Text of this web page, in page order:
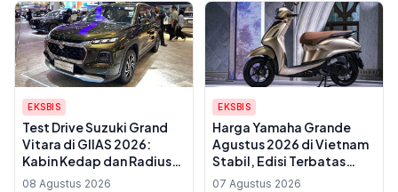
EKSBIS
Test Drive Suzuki Grand
Vitara di GIIAS 2026:
Kabin Kedap dan Radius
Putar 5,4 Meter
08 Agustus 2026
EKSBIS
Harga Yamaha Grande
Agustus 2026 di Vietnam
Stabil, Edisi Terbatas
2025 Paling Mahal
07 Agustus 2026